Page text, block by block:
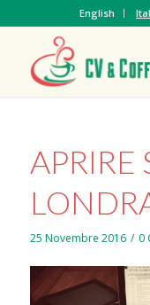
English
APRIRE
25 Novembre 2016 / 0